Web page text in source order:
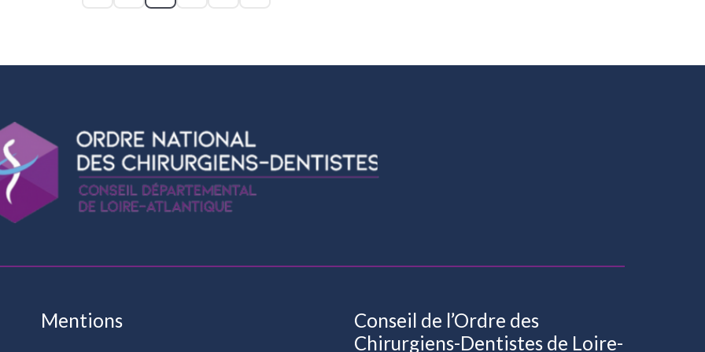
Mentions
Conseil de l’Ordre des
Chirurgiens-Dentistes de Loire-